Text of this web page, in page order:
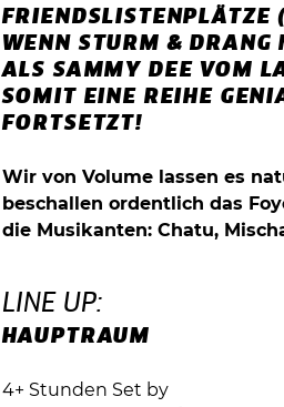
WENN STURM & DRANG
ALS SAMMY DEE VOM
SOMIT EINE REIHE
FORTSETZT!
Wir von Volume lassen es
beschallen ordentlich das
die Musikanten: Chatu,
LINE UP:
HAUPTRAUM
4+ Stunden Set by